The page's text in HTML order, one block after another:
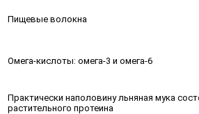
Пищевые волокна
Омега-кислоты: омега-3 и омега-6
Практически наполовину льняная мука
растительного протеина